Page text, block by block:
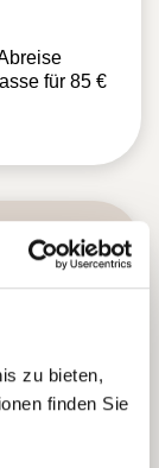
zu bieten,
finden Sie
für 85 €